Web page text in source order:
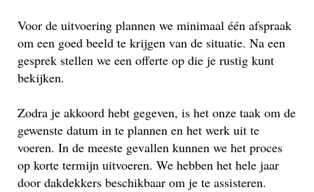
Voor de uitvoering plannen we minimaal één afspraak
om een goed beeld te krijgen van de situatie. Na een
gesprek stellen we een offerte op die je rustig kunt
bekijken.
Zodra je akkoord hebt gegeven, is het onze taak om de
gewenste datum in te plannen en het werk uit te
voeren. In de meeste gevallen kunnen we het proces
op korte termijn uitvoeren. We hebben het hele jaar
door dakdekkers beschikbaar om je te assisteren.